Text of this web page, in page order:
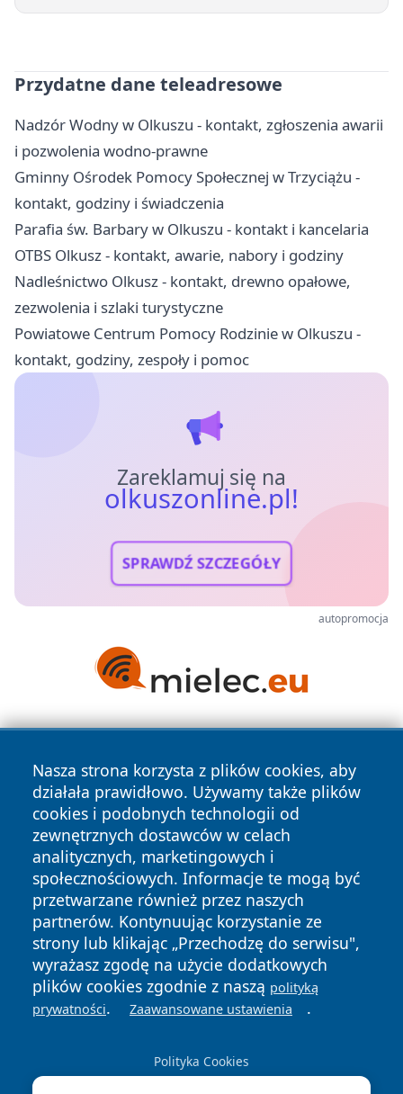
Przydatne dane teleadresowe
Nadzór Wodny w Olkuszu - kontakt, zgłoszenia awarii
i pozwolenia wodno-prawne
Gminny Ośrodek Pomocy Społecznej w Trzyciążu -
kontakt, godziny i świadczenia
Parafia św. Barbary w Olkuszu - kontakt i kancelaria
OTBS Olkusz - kontakt, awarie, nabory i godziny
Nadleśnictwo Olkusz - kontakt, drewno opałowe,
zezwolenia i szlaki turystyczne
Powiatowe Centrum Pomocy Rodzinie w Olkuszu -
kontakt, godziny, zespoły i pomoc
Zareklamuj się na
olkuszonline.pl!
SPRAWDŹ SZCZEGÓŁY
autopromocja
Nasza strona korzysta z plików cookies, aby
działała prawidłowo. Używamy także plików
cookies i podobnych technologii od
zewnętrznych dostawców w celach
analitycznych, marketingowych i
społecznościowych. Informacje te mogą być
przetwarzane również przez naszych
partnerów. Kontynuując korzystanie ze
strony lub klikając „Przechodzę do serwisu",
wyrażasz zgodę na użycie dodatkowych
plików cookies zgodnie z naszą polityką
prywatności. Zaawansowane ustawienia .
Polityka Cookies
Copyright © 2026 olkuszonline.pl Wszystkie prawa
zastrzeżone.
News Autorzy
Polityka
Prywatności
Polityka
Cookies